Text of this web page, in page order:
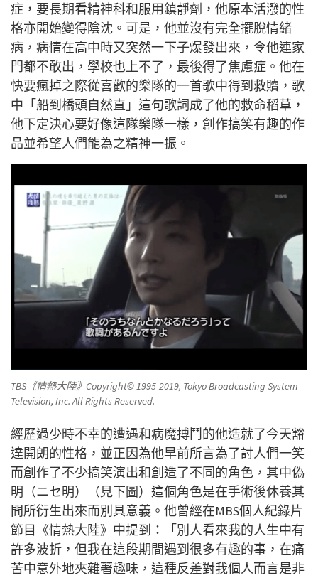
症，要長期看精神科和服用鎮靜劑，他原本活潑的性
格亦開始變得陰沈。可是，他並沒有完全擺脫情緒
病，病情在高中時又突然一下子爆發出來，令他連家
門都不敢出，學校也上不了，最後得了焦慮症。他在
快要瘋掉之際從喜歡的樂隊的一首歌中得到救贖，歌
中「船到橋頭自然直」這句歌詞成了他的救命稻草，
他下定決心要好像這隊樂隊一樣，創作搞笑有趣的作
品並希望人們能為之精神一振。
TBS《情熱大陸》Copyright© 1995-2019, Tokyo Broadcasting System
Television, Inc. All Rights Reserved.
經歷過少時不幸的遭遇和病魔搏鬥的他造就了今天豁
達開朗的性格，並正因為他早前所言為了討人們一笑
而創作了不少搞笑演出和創造了不同的角色，其中偽
明（ニセ明）（見下圖）這個角色是在手術後休養其
間所衍生出來而別具意義。他曾經在MBS個人紀錄片
節目《情熱大陸》中提到：「別人看來我的人生中有
許多波折，但我在這段期間遇到很多有趣的事，在痛
苦中意外地夾雜著趣味，這種反差對我個人而言是非